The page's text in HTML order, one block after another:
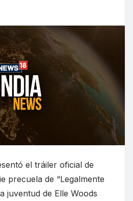
el tráiler oficial de
precuela de “Legalmente
juventud de Elle Woods